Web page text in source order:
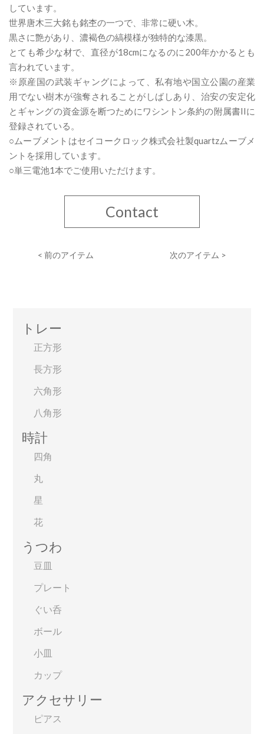
しています。
世界唐木三大銘も銘杢の一つで、非常に硬い木。
黒さに艶があり、濃褐色の縞模様が独特的な漆黒。
とても希少な材で、直径が18cmになるのに200年かかるとも
言われています。
※原産国の武装ギャングによって、私有地や国立公園の産業
用でない樹木が強奪されることがしばしあり、治安の安定化
とギャングの資金源を断つためにワシントン条約の附属書IIに
登録されている。
○ムーブメントはセイコークロック株式会社製quartzムーブメ
ントを採用しています。
○単三電池1本でご使用いただけます。
Contact
< 前のアイテム 次のアイテム >
トレー
正方形
長方形
六角形
八角形
時計
四角
丸
星
花
うつわ
豆皿
プレート
ぐい呑
ボール
小皿
カップ
アクセサリー
ピアス